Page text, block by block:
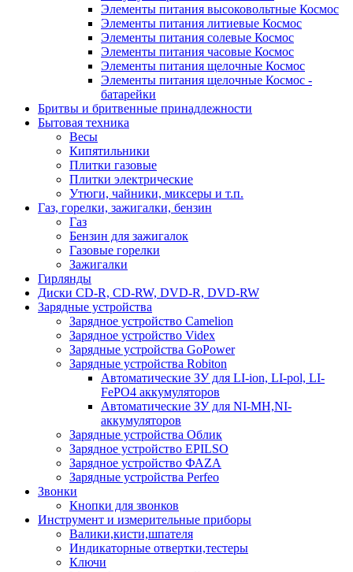
Элементы питания высоковольтные Космос
Элементы питания литиевые Космос
Элементы питания солевые Космос
Элементы питания часовые Космос
Элементы питания щелочные Космос
Элементы питания щелочные Космос -
батарейки
Бритвы и бритвенные принадлежности
Бытовая техника
Весы
Кипятильники
Плитки газовые
Плитки электрические
Утюги, чайники, миксеры и т.п.
Газ, горелки, зажигалки, бензин
Газ
Бензин для зажигалок
Газовые горелки
Зажигалки
Гирлянды
Диски CD-R, CD-RW, DVD-R, DVD-RW
Зарядные устройства
Зарядное устройство Camelion
Зарядное устройство Videx
Зарядные устройства GoPower
Зарядные устройства Robiton
Автоматические ЗУ для LI-ion, LI-pol, LI-
FePO4 аккумуляторов
Автоматические ЗУ для NI-MH,NI-
аккумуляторов
Зарядные устройства Облик
Зарядное устройство EPILSO
Зарядное устройство ФАZА
Зарядные устройства Perfeo
Звонки
Кнопки для звонков
Инструмент и измерительные приборы
Валики,кисти,шпателя
Индикаторные отвертки,тестеры
Ключи